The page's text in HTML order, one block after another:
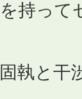
持って
執と干